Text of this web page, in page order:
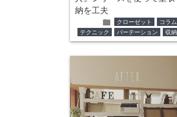
納を工夫
folder クローゼット
コラム
テクニック
パーテーション 収納